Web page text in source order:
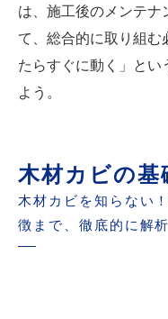
は、施工後のメンテナ
て、総合的に取り組む
たらすぐに動く」とい
よう。
木材カビの基
木材カビを知らない
徴まで、徹底的に解